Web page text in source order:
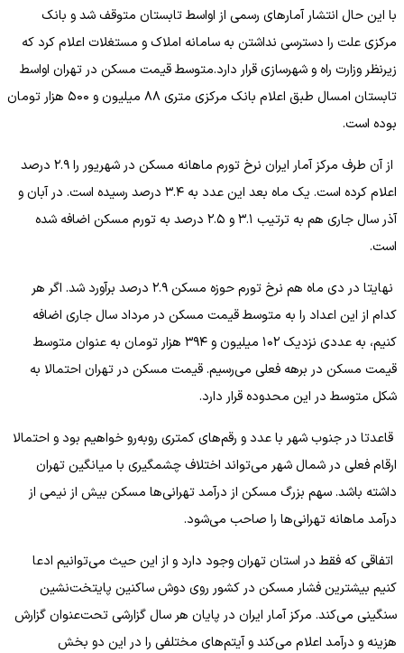
با این حال انتشار آمار‌های رسمی از اواسط تابستان متوقف شد و بانک
مرکزی علت را دسترسی نداشتن به سامانه املاک و مستغلات اعلام کرد که
زیرنظر وزارت راه و شهرسازی قرار دارد.متوسط قیمت مسکن در تهران اواسط
تابستان امسال طبق اعلام بانک مرکزی متری ۸۸ میلیون و ۵۰۰ هزار تومان
بوده است.
از آن طرف مرکز آمار ایران نرخ تورم ماهانه مسکن در شهریور را ۲.۹ درصد
اعلام کرده است. یک ماه بعد این عدد به ۳.۴ درصد رسیده است. در آبان و
آذر سال جاری هم به ترتیب ۳.۱ و ۲.۵ درصد به تورم مسکن اضافه شده
است.
نهایتا در دی ماه هم نرخ تورم حوزه مسکن ۲.۹ درصد برآورد شد. اگر هر
کدام از این اعداد را به متوسط قیمت مسکن در مرداد سال جاری اضافه
کنیم، به عددی نزدیک ۱۰۲ میلیون و ۳۹۴ هزار تومان به عنوان متوسط
قیمت مسکن در برهه فعلی می‌رسیم. قیمت مسکن در تهران احتمالا به
شکل متوسط در این محدوده قرار دارد.
قاعدتا در جنوب شهر با عدد و رقم‌های کمتری رو‌به‌رو خواهیم بود و احتمالا
ارقام فعلی در شمال شهر می‌تواند اختلاف چشمگیری با میانگین تهران
داشته باشد. سهم بزرگ مسکن از درآمد تهرانی‌ها مسکن بیش از نیمی از
درآمد ماهانه تهرانی‌ها را صاحب می‌شود.
اتفاقی که فقط در استان تهران وجود دارد و از این حیث می‌توانیم ادعا
کنیم بیشترین فشار مسکن در کشور روی دوش ساکنین پایتخت‌نشین
سنگینی می‌کند. مرکز آمار ایران در پایان هر سال گزارشی تحت‌عنوان گزارش
هزینه و درآمد اعلام می‌کند و آیتم‌های مختلفی را در این دو بخش